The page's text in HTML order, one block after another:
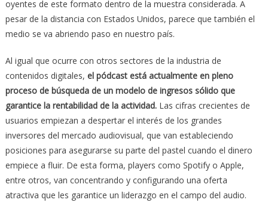
oyentes de este formato dentro de la muestra considerada. A
pesar de la distancia con Estados Unidos, parece que también el
medio se va abriendo paso en nuestro país.
Al igual que ocurre con otros sectores de la industria de
contenidos digitales, el pódcast está actualmente en pleno
proceso de búsqueda de un modelo de ingresos sólido que
garantice la rentabilidad de la actividad.Las cifras crecientes de
usuarios empiezan a despertar el interés de los grandes
inversores del mercado audiovisual, que van estableciendo
posiciones para asegurarse su parte del pastel cuando el dinero
empiece a fluir. De esta forma, players como Spotify o Apple,
entre otros, van concentrando y configurando una oferta
atractiva que les garantice un liderazgo en el campo del audio.